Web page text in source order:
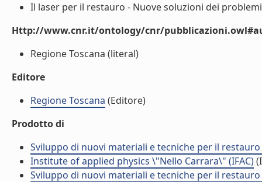
Il laser per il restauro - Nuove soluzioni dei
Http://www.cnr.it/ontology/cnr/
Regione Toscana (literal)
Editore
Regione Toscana (Editore)
Prodotto di
Sviluppo di nuovi materiali e tecniche per il restauro
Institute of applied physics \"Nello Carrara\" (IFAC)
Sviluppo di nuovi materiali e tecniche per il restauro